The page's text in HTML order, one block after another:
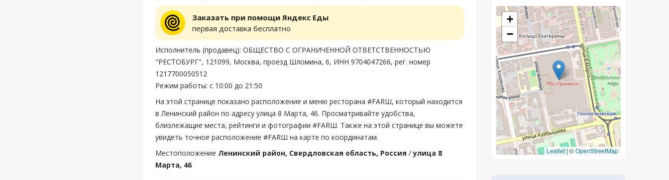
Заказать при помощи Яндекс Еды
первая доставка бесплатно
Исполнитель (продавец): ОБЩЕСТВО С ОГРАНИЧЕННОЙ ОТВЕТСТВЕННОСТЬЮ
"РЕСТОБУРГ", 121099, Москва, проезд Шломина, 6, ИНН 9704047266, рег. номер
1217700050512
Режим работы: с 10:00 до 21:50
На этой странице показано расположение и меню ресторана #FARШ, который находится
в Ленинский район по адресу улица 8 Марта, 46. Просматривайте удобства,
близлежащие места, рейтинги и фотографии #FARШ. Также на этой странице вы можете
увидеть точное расположение #FARШ на карте по координатам.
Местоположение Ленинский район, Свердловская область, Россия /улица 8
Марта, 46
+
−
Leaflet | ©OpenStreetMap